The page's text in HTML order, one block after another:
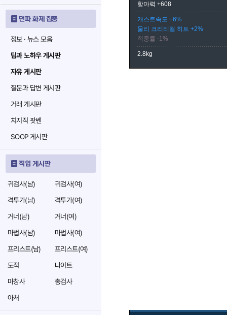
던파 화제 집중
정보 · 뉴스 모음
팁과 노하우 게시판
자유 게시판
질문과 답변 게시판
거래 게시판
치지직 팟벤
SOOP 게시판
직업 게시판
귀검사(남)
귀검사(여)
격투가(남)
격투가(여)
거너(남)
거너(여)
마법사(남)
마법사(여)
프리스트(남)
프리스트(여)
도적
나이트
마창사
총검사
아처
항마력 +608
캐스트속도 +6%
물리 크리티컬 히트 +2%
적중률 -1%
2.8kg